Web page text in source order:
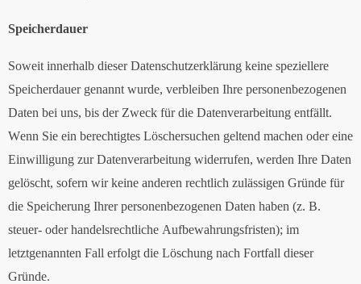
Speicherdauer
Soweit innerhalb dieser Datenschutzerklärung keine speziellere
Speicherdauer genannt wurde, verbleiben Ihre personenbezogenen
Daten bei uns, bis der Zweck für die Datenverarbeitung entfällt.
Wenn Sie ein berechtigtes Löschersuchen geltend machen oder eine
Einwilligung zur Datenverarbeitung widerrufen, werden Ihre Daten
gelöscht, sofern wir keine anderen rechtlich zulässigen Gründe für
die Speicherung Ihrer personenbezogenen Daten haben (z. B.
steuer- oder handelsrechtliche Aufbewahrungsfristen); im
letztgenannten Fall erfolgt die Löschung nach Fortfall dieser
Gründe.